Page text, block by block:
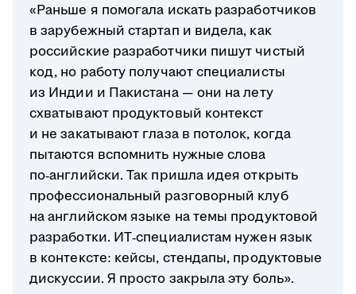
«Раньше я помогала искать разработчиков
в зарубежный стартап и видела, как
российские разработчики пишут чистый
код, но работу получают специалисты
из Индии и Пакистана — они на лету
схватывают продуктовый контекст
и не закатывают глаза в потолок, когда
пытаются вспомнить нужные слова
по‑английски. Так пришла идея открыть
профессиональный разговорный клуб
на английском языке на темы продуктовой
разработки. ИТ‑специалистам нужен язык
в контексте: кейсы, стендапы, продуктовые
дискуссии. Я просто закрыла эту боль».